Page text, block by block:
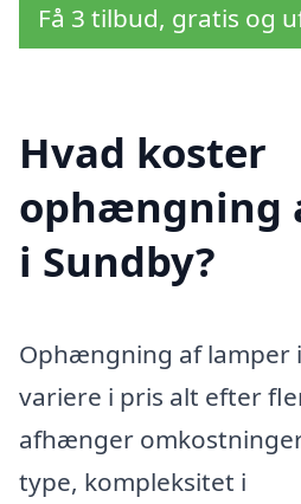
Få 3 tilbud, gratis og
Hvad koster
ophængning
i Sundby?
Ophængning af lamper
variere i pris alt efter
afhænger
type, kompleksitet i